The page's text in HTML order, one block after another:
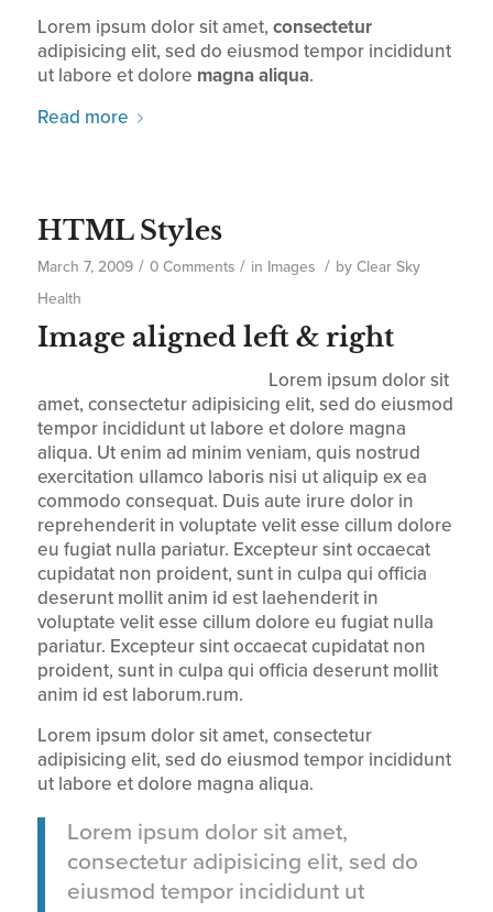
Lorem ipsum dolor sit amet, consectetur
adipisicing elit, sed do eiusmod tempor incididunt
ut labore et dolore magna aliqua.
Read more
HTML Styles
March 7, 2009 / 0 Comments / in Images / by Clear Sky
Health
Image aligned left & right
Lorem ipsum dolor sit
amet, consectetur adipisicing elit, sed do eiusmod
tempor incididunt ut labore et dolore magna
aliqua. Ut enim ad minim veniam, quis nostrud
exercitation ullamco laboris nisi ut aliquip ex ea
commodo consequat. Duis aute irure dolor in
reprehenderit in voluptate velit esse cillum dolore
eu fugiat nulla pariatur. Excepteur sint occaecat
cupidatat non proident, sunt in culpa qui officia
deserunt mollit anim id est laehenderit in
voluptate velit esse cillum dolore eu fugiat nulla
pariatur. Excepteur sint occaecat cupidatat non
proident, sunt in culpa qui officia deserunt mollit
anim id est laborum.rum.
Lorem ipsum dolor sit amet, consectetur
adipisicing elit, sed do eiusmod tempor incididunt
ut labore et dolore magna aliqua.
Lorem ipsum dolor sit amet,
consectetur adipisicing elit, sed do
eiusmod tempor incididunt ut